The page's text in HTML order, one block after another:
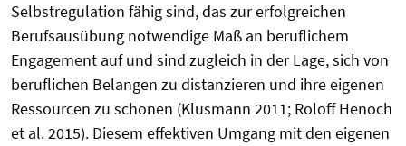
Selbstregulation fähig sind, das zur erfolgreichen
Berufsausübung notwendige Maß an beruflichem
Engagement auf und sind zugleich in der Lage, sich von
beruflichen Belangen zu distanzieren und ihre eigenen
Ressourcen zu schonen (Klusmann 2011; Roloff Henoch
et al. 2015). Diesem effektiven Umgang mit den eigenen